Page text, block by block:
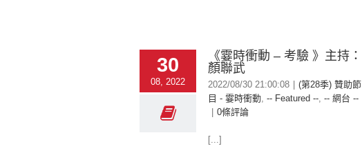
30
08, 2022
《霎時衝動 – 考驗 》主持：
顏聯武
2022/08/30 21:00:08
(第28季) 贊助節
目 - 霎時衝動, -- Featured --, -- 網台 --
0條評論
[...]